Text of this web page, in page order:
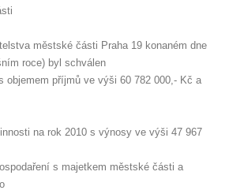
městské části Praha 19 konaném dne
roce) byl schválen
objemem příjmů ve výši 60 782 000,- Kč a
na rok 2010 s výnosy ve výši 47 967
s majetkem městské části a